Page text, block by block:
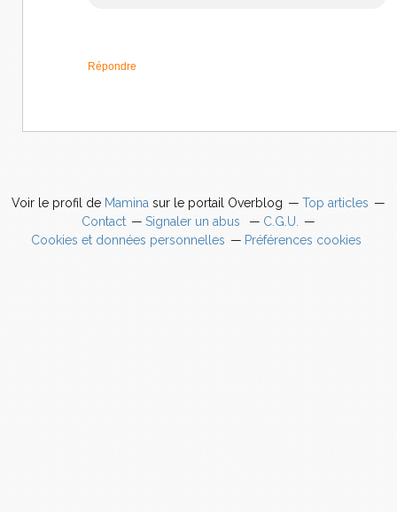
Répondre
Voir le profil de Mamina sur le portail Overblog
Top articles
Contact
Signaler un abus
C.G.U.
Cookies et données personnelles
Préférences cookies